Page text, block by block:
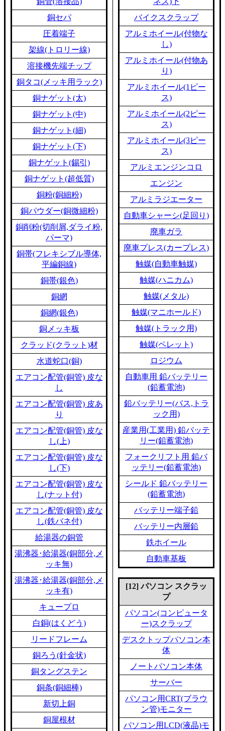
銅セパ
圧着端子
架線(トロリー線)
溶接機先端チップ
銅タコ(メッキ用ラック)
銅ナゲット(太)
銅ナゲット(中)
銅ナゲット(細)
銅ナゲット(下)
銅ナゲット(錫引)
銅ナゲット(超低質)
銅粉(銅細粉)
銅パウダー(銅微細粉)
銅削粉(切削屑,ダライ粉,
パーマ)
銅帯(フレキシブル導体,
平編銅線)
銅帯(銀色)
銅網
銅網(銀色)
銅メッキ板
クラッド(クラット)材
水道蛇口(銅)
エアコン配管(銅管) 皮な
し
エアコン配管(銅管) 皮あ
り
エアコン配管(銅管) 皮な
し(上)
エアコン配管(銅管) 皮な
し(下)
エアコン配管(銅管) 皮な
し(ナット付)
エアコン配管(銅管) 皮な
し(鉄バネ付)
給湯器の銅管
湯沸器･給湯器(銅部分,メ
ッキ無)
湯沸器･給湯器(銅部分,メ
ッキ有)
キュープロ
白銅(はくどう)
リードフレーム
銅ろう(針金状)
銅タングステン
銅条(銅細棒)
新切上銅
銅屋根材
バイクスクラップ
アルミホイール(付物な
し)
アルミホイール(付物あ
り)
アルミホイール(1ピー
ス)
アルミホイール(2ピー
ス)
アルミホイール(3ピー
ス)
アルミエンジンコロ
エンジン
アルミラジエーター
自動車シャーシ(足回り)
廃車ガラ
廃車プレス(カープレス)
触媒(自動車触媒)
触媒(ハニカム)
触媒(メタル)
触媒(マニホールド)
触媒(トラック用)
触媒(ペレット)
ロジウム
自動車用 鉛バッテリー
(鉛蓄電池)
鉛バッテリー(バス,トラ
ック用)
産業用(工業用) 鉛バッテ
リー(鉛蓄電池)
フォークリフト用 鉛バ
ッテリー(鉛蓄電池)
シールド 鉛バッテリー
(鉛蓄電池)
バッテリー端子鉛
バッテリー内層鉛
鉄ホイール
自動車基板
[12] パソコン スクラッ
プ
パソコン(コンピュータ
ー)スクラップ
デスクトップパソコン本
体
ノートパソコン本体
サーバー
パソコン用CRT(ブラウ
ン管)モニター
パソコン用LCD(液晶)モ